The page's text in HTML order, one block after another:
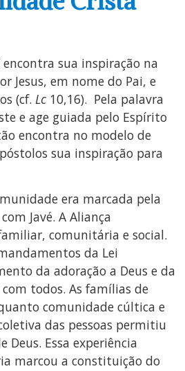
sua inspiração na
Jesus, em nome do Pai, e
(cf. Lc 10,16). Pela palavra
e age guiada pelo Espírito
encontra no modelo de
sua inspiração para
era marcada pela
Javé. A Aliança
comunitária e social.
da Lei
da adoração a Deus e da
todos. As famílias de
comunidade cúltica e
das pessoas permitiu
Deus. Essa experiência
marcou a constituição do